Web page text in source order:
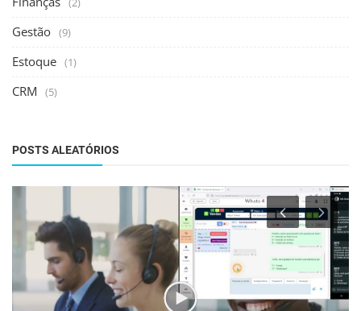
Gestão (9)
Estoque (1)
CRM (5)
POSTS ALEATÓRIOS